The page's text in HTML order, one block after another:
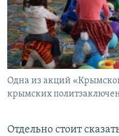
Одна из акций
крымских
Отдельно стоит